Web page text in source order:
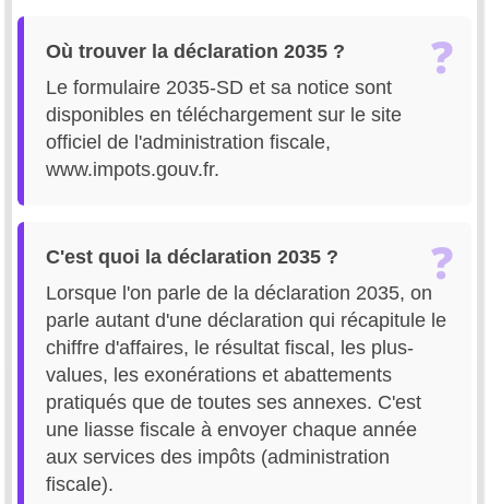
Où trouver la déclaration 2035 ?
Le formulaire 2035-SD et sa notice sont
disponibles en téléchargement sur le site
officiel de l'administration fiscale,
www.impots.gouv.fr.
C'est quoi la déclaration 2035 ?
Lorsque l'on parle de la déclaration 2035, on
parle autant d'une déclaration qui récapitule le
chiffre d'affaires, le résultat fiscal, les plus-
values, les exonérations et abattements
pratiqués que de toutes ses annexes. C'est
une liasse fiscale à envoyer chaque année
aux services des impôts (administration
fiscale).